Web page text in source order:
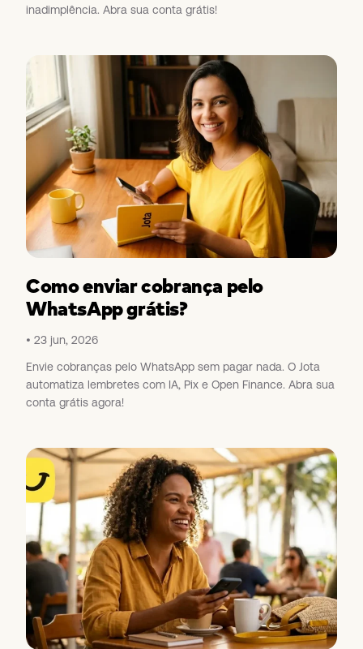
inadimplência. Abra sua conta grátis!
Como enviar cobrança pelo
WhatsApp grátis?
23 jun, 2026
Envie cobranças pelo WhatsApp sem pagar nada. O Jota
automatiza lembretes com IA, Pix e Open Finance. Abra sua
conta grátis agora!